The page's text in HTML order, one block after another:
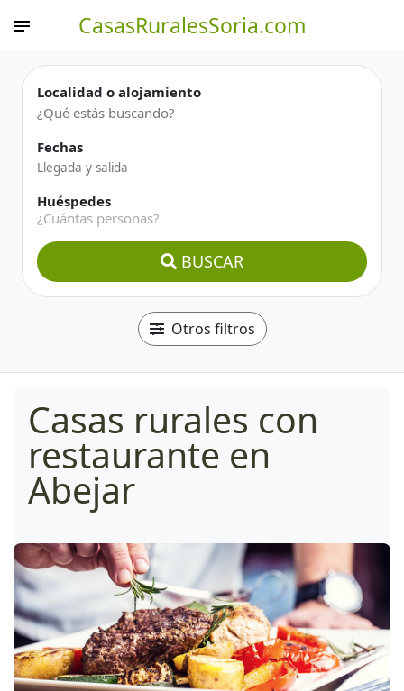
CasasRuralesSoria.com
Localidad o alojamiento
Fechas
Huéspedes
¿Cuántas personas?
BUSCAR
Otros filtros
Casas rurales con
restaurante en
Abejar